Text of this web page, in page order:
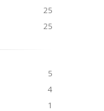
25
25
5
4
1